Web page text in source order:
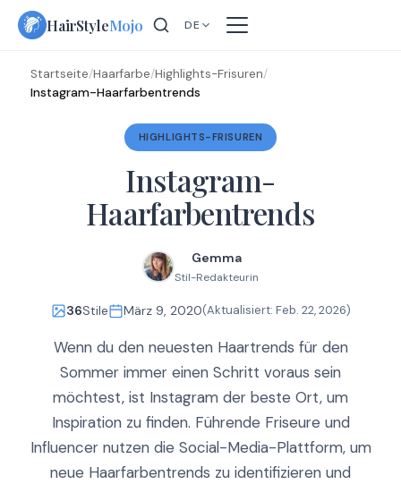
Skip
HairStyleMojo DE
Startseite/Haarfarbe/Highlights-Frisuren/
Instagram-Haarfarbentrends
HIGHLIGHTS-FRISUREN
Instagram-
Haarfarbentrends
Gemma
Stil-Redakteurin
36Stile März 9, 2020(Aktualisiert: Feb. 22, 2026)
Wenn du den neuesten Haartrends für den
Sommer immer einen Schritt voraus sein
möchtest, ist Instagram der beste Ort, um
Inspiration zu finden. Führende Friseure und
Influencer nutzen die Social-Media-Plattform, um
neue Haarfarbentrends zu identifizieren und